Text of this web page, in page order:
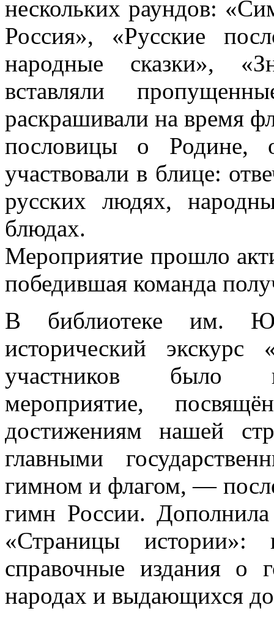
нескольких раундов:
Россия», «Русские
народные сказки»,
вставляли
раскрашивали на время
пословицы о Родине,
участвовали в блице:
русских людях,
блюдах.
Мероприятие прошло
победившая команда
В библиотеке им.
исторический
участников было
мероприятие,
достижениям нашей
главными
гимном и флагом, —
гимн России.
«Страницы
справочные издания о
народах и выдающихся